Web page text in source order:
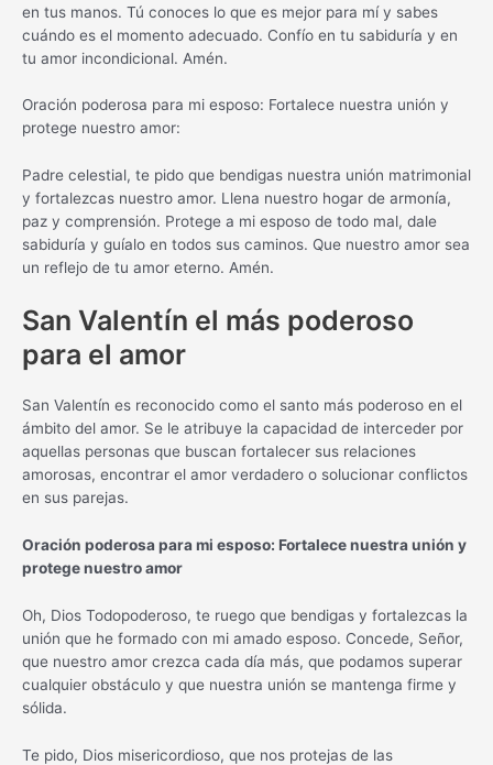
en tus manos. Tú conoces lo que es mejor para mí y sabes
cuándo es el momento adecuado. Confío en tu sabiduría y en
tu amor incondicional. Amén.
Oración poderosa para mi esposo: Fortalece nuestra unión y
protege nuestro amor:
Padre celestial, te pido que bendigas nuestra unión matrimonial
y fortalezcas nuestro amor. Llena nuestro hogar de armonía,
paz y comprensión. Protege a mi esposo de todo mal, dale
sabiduría y guíalo en todos sus caminos. Que nuestro amor sea
un reflejo de tu amor eterno. Amén.
San Valentín el más poderoso
para el amor
San Valentín es reconocido como el santo más poderoso en el
ámbito del amor. Se le atribuye la capacidad de interceder por
aquellas personas que buscan fortalecer sus relaciones
amorosas, encontrar el amor verdadero o solucionar conflictos
en sus parejas.
Oración poderosa para mi esposo: Fortalece nuestra unión y
protege nuestro amor
Oh, Dios Todopoderoso, te ruego que bendigas y fortalezcas la
unión que he formado con mi amado esposo. Concede, Señor,
que nuestro amor crezca cada día más, que podamos superar
cualquier obstáculo y que nuestra unión se mantenga firme y
sólida.
Te pido, Dios misericordioso, que nos protejas de las